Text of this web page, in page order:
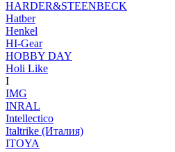
HARDER&STEENBECK
Hatber
Henkel
HI-Gear
HOBBY DAY
Holi Like
I
IMG
INRAL
Intellectico
Italtrike (Италия)
ITOYA